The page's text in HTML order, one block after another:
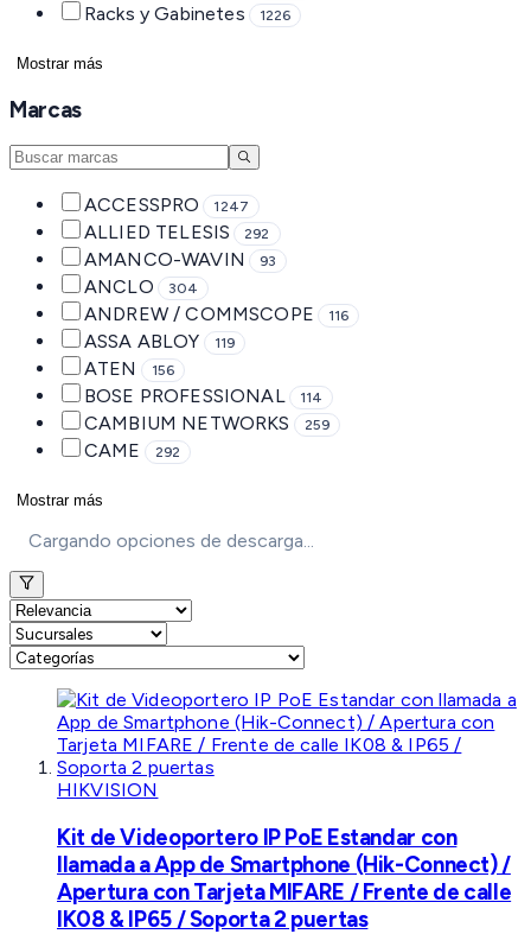
Racks y Gabinetes 1226
Mostrar más
Marcas
ACCESSPRO 1247
ALLIED TELESIS 292
AMANCO-WAVIN 93
ANCLO 304
ANDREW / COMMSCOPE 116
ASSA ABLOY 119
ATEN 156
BOSE PROFESSIONAL 114
CAMBIUM NETWORKS 259
CAME 292
Mostrar más
Cargando opciones de descarga...
HIKVISION
Kit de Videoportero IP PoE Estandar con
llamada a App de Smartphone (Hik-Connect) /
Apertura con Tarjeta MIFARE / Frente de calle
IK08 & IP65 / Soporta 2 puertas